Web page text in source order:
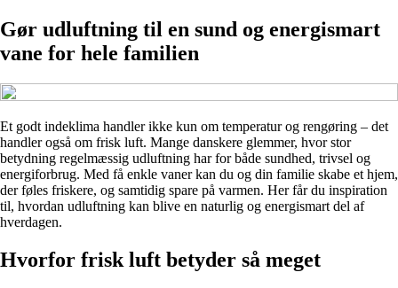
Gør udluftning til en sund og energismart
vane for hele familien
Et godt indeklima handler ikke kun om temperatur og rengøring – det
handler også om frisk luft. Mange danskere glemmer, hvor stor
betydning regelmæssig udluftning har for både sundhed, trivsel og
energiforbrug. Med få enkle vaner kan du og din familie skabe et hjem,
der føles friskere, og samtidig spare på varmen. Her får du inspiration
til, hvordan udluftning kan blive en naturlig og energismart del af
hverdagen.
Hvorfor frisk luft betyder så meget